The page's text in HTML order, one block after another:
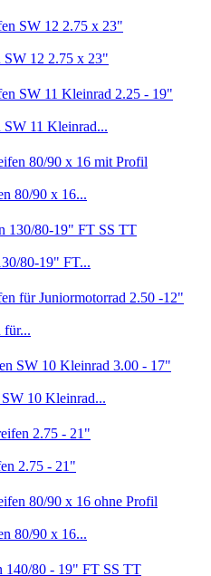
SW 12 2.75 x 23"
SW 11 Kleinrad...
80/90 x 16...
80-19" FT...
für...
10 Kleinrad...
2.75 - 21"
80/90 x 16...